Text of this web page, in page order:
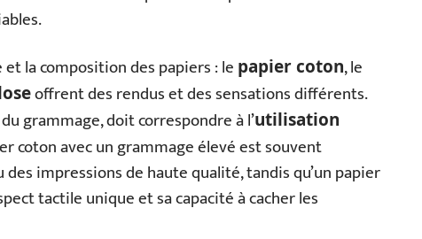
la composition des papiers : le papier coton, le
offrent des rendus et des sensations différents.
grammage, doit correspondre à l’utilisation
coton avec un grammage élevé est souvent
impressions de haute qualité, tandis qu’un papier
tactile unique et sa capacité à cacher les